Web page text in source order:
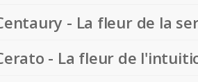
- La fleur de la
- La fleur de